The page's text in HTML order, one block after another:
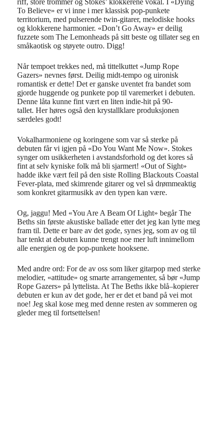
To Believe» er vi inne i mer klassisk pop-punkete
territorium, med pulserende twin-gitarer, melodiske hooks
og klokkerene harmonier. «Don’t Go Away» er deilig
fuzzete som The Lemonheads på sitt beste og tillater seg en
småkaotisk og støyete outro. Digg!
Når tempoet trekkes ned, må tittelkuttet «Jump Rope
Gazers» nevnes først. Deilig midt-tempo og uironisk
romantisk er dette! Det er ganske uventet fra bandet som
gjorde huggende og punkete pop til varemerket i debuten.
Denne låta kunne fint vært en liten indie-hit på 90-
tallet. Her høres også den krystallklare produksjonen
særdeles godt!
Vokalharmoniene og koringene som var så sterke på
debuten får vi igjen på «Do You Want Me Now». Stokes
synger om usikkerheten i avstandsforhold og det kores så
fint at selv kyniske folk må bli sjarmert! «Out of Sight»
hadde ikke vært feil på den siste Rolling Blackouts Coastal
Fever-plata, med skimrende gitarer og vel så drømmeaktig
som konkret gitarmusikk av den typen kan være.
Og, jaggu! Med «You Are A Beam Of Light» begår The
Beths sin første akustiske ballade etter det jeg kan lytte meg
fram til. Dette er bare av det gode, synes jeg, som av og til
har tenkt at debuten kunne trengt noe mer luft innimellom
alle energien og de pop-punkete hooksene.
Med andre ord: For de av oss som liker gitarpop med sterke
melodier, «attitude» og smarte arrangementer, så bør «Jump
Rope Gazers» på lyttelista. At The Beths ikke blå–kopierer
debuten er kun av det gode, her er det et band på vei mot
noe! Jeg skal kose meg med denne resten av sommeren og
gleder meg til fortsettelsen!